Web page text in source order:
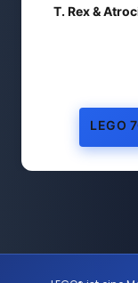
T. Rex &
LEGO